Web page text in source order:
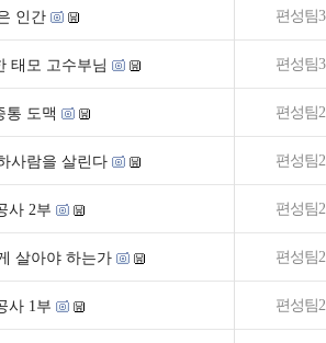
인간 편성팀3
태모 고수부님 편성팀3
통 도맥 편성팀2
사람을 살린다 편성팀2
사 2부 편성팀2
살아야 하는가 편성팀2
사 1부 편성팀2